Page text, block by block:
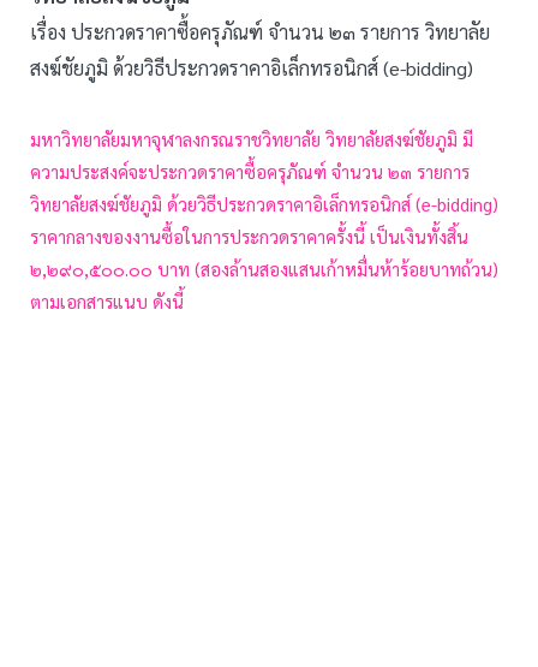
เรื่อง ประกวดราคาซื้อครุภัณฑ์ จำนวน ๒๓ รายการ วิทยาลัย
สงฆ์ชัยภูมิ ด้วยวิธีประกวดราคาอิเล็กทรอนิกส์ (e-bidding)
มหาวิทยาลัยมหาจุฬาลงกรณราชวิทยาลัย วิทยาลัยสงฆ์ชัยภูมิ มี
ความประสงค์จะประกวดราคาซื้อครุภัณฑ์ จำนวน ๒๓ รายการ
วิทยาลัยสงฆ์ชัยภูมิ ด้วยวิธีประกวดราคาอิเล็กทรอนิกส์ (e-bidding)
ราคากลางของงานซื้อในการประกวดราคาครั้งนี้ เป็นเงินทั้งสิ้น
๒,๒๙๐,๕๐๐.๐๐ บาท (สองล้านสองแสนเก้าหมื่นห้าร้อยบาทถ้วน)
ตามเอกสารแนบ ดังนี้